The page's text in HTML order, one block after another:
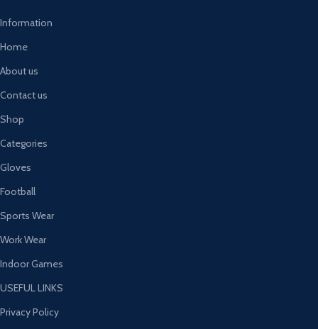
Information
Home
About us
Contact us
Shop
Categories
Gloves
Football
Sports Wear
Work Wear
Indoor Games
USEFUL LINKS
Privacy Policy